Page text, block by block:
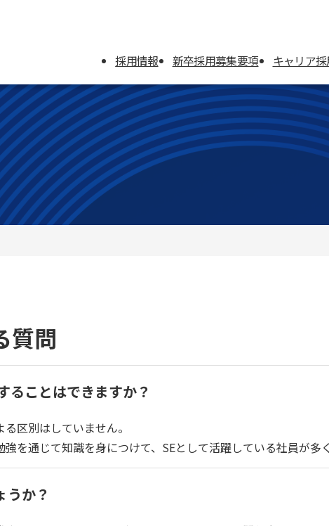
採用情報 新卒採用募集要項 キャリア
質問
ることはできますか？
区別はしていません。
を通じて知識を身につけて、SEとして活躍している社員が多く
うか？